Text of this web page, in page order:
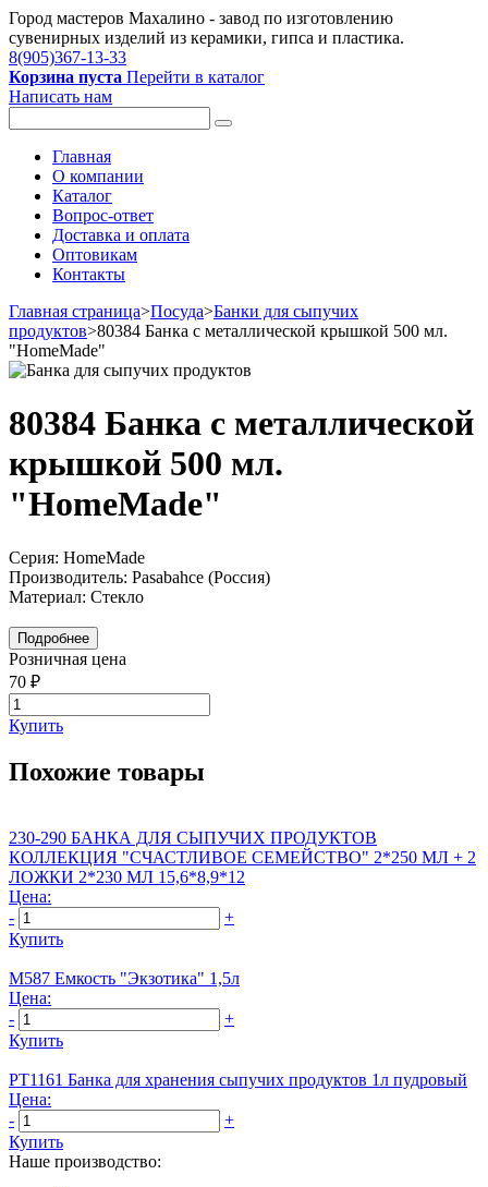
Город мастеров Mахалино - завод по изготовлению
сувенирных изделий из керамики, гипса и пластика.
8(905)367-13-33
Корзина пуста Перейти в каталог
Написать нам
Главная
О компании
Каталог
Вопрос-ответ
Доставка и оплата
Оптовикам
Контакты
Главная страница>Посуда>Банки для сыпучих
продуктов>80384 Банка с металлической крышкой 500 мл.
"HomeMade"
80384 Банка с металлической
крышкой 500 мл.
"HomeMade"
Серия: HomeMade
Производитель: Pasabahce (Россия)
Материал: Стекло
Подробнее
Розничная цена
70 ₽
Купить
Похожие товары
230-290 БАНКА ДЛЯ СЫПУЧИХ ПРОДУКТОВ
КОЛЛЕКЦИЯ "СЧАСТЛИВОЕ СЕМЕЙСТВО" 2*250 МЛ + 2
ЛОЖКИ 2*230 МЛ 15,6*8,9*12
Цена:
-
+
Купить
М587 Емкость "Экзотика" 1,5л
Цена:
-
+
Купить
PT1161 Банка для хранения сыпучих продуктов 1л пудровый
Цена:
-
+
Купить
Наше производство: